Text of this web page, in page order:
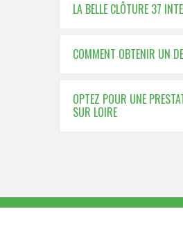
LA BELLE CLÔTURE 37
COMMENT OBTENIR UN
OPTEZ POUR UNE
SUR LOIRE